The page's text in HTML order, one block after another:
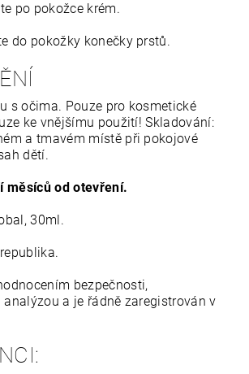
po pokožce krém.
do pokožky konečky prstů.
s očima. Pouze pro kosmetické
ke vnějšímu použití! Skladování:
a tmavém místě při pokojové
dětí.
měsíců od otevření.
30ml.
bezpečnosti,
a je řádně zaregistrován v